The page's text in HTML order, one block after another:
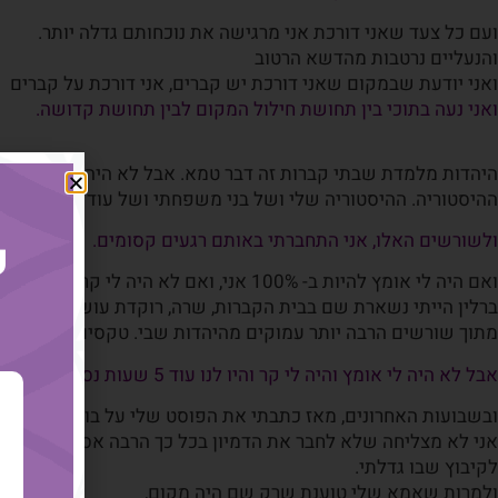
ועם כל צעד שאני דורכת אני מרגישה את נוכחותם גדלה יותר.
והנעליים נרטבות מהדשא הרטוב
ואני יודעת שבמקום שאני דורכת יש קברים, אני דורכת על קברים
ואני נעה בתוכי בין תחושת חילול המקום לבין תחושת קדושה.
היהדות מלמדת שבתי קברות זה דבר טמא. אבל לא היה שום דבר
ההיסטוריה. ההיסטוריה שלי ושל בני משפחתי ושל עוד כמה
ולשורשים האלו, אני התחברתי באותם רגעים קסומים.
ברלין הייתי נשארת שם בבית הקברות, שרה, רוקדת עושה את
מתוך שורשים הרבה יותר עמוקים מהיהדות שבי. טקסים
אבל לא היה לי אומץ והיה לי קר והיו לנו עוד 5 שעות נסיעה ובעיקר בעיקר – לא היה לי אומץ.
ובשבועות האחרונים, מאז כתבתי את הפוסט שלי על בודפלד (116/17),
אני לא מצליחה שלא לחבר את הדמיון בכל כך הרבה אספקטים
לקיבוץ שבו גדלתי.